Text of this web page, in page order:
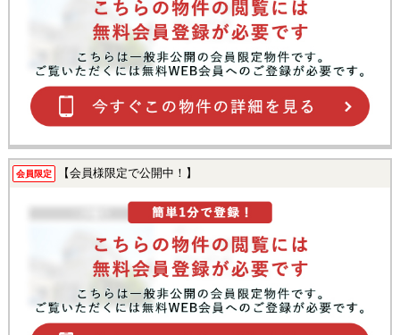
会員限定 【会員様限定で公開中！】